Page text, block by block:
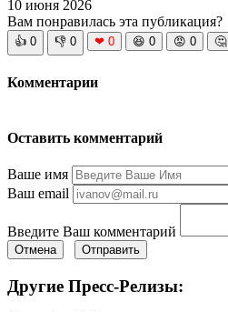
10 июня 2026
Вам понравилась эта публикация?
👍 0 👎 0 ❤ 0 😆 0 😡 0 🤔
Комментарии
Оставить комментарий
Ваше имя
Ваш email
Введите Ваш комментарий
Отмена Отправить
Другие Пресс-Релизы: